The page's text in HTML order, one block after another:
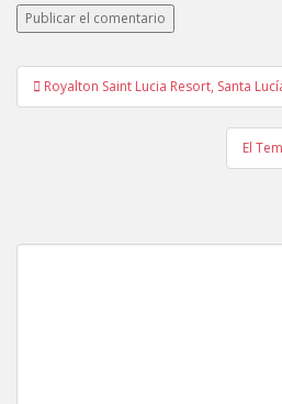
Navegación
de
Royalton Saint Lucia Resort, Santa
El